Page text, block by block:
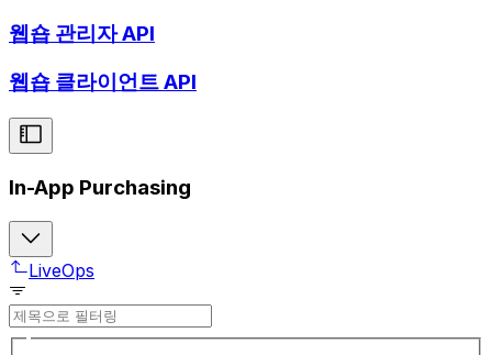
웹숍 관리자 API
웹숍 클라이언트 API
In-App Purchasing
LiveOps